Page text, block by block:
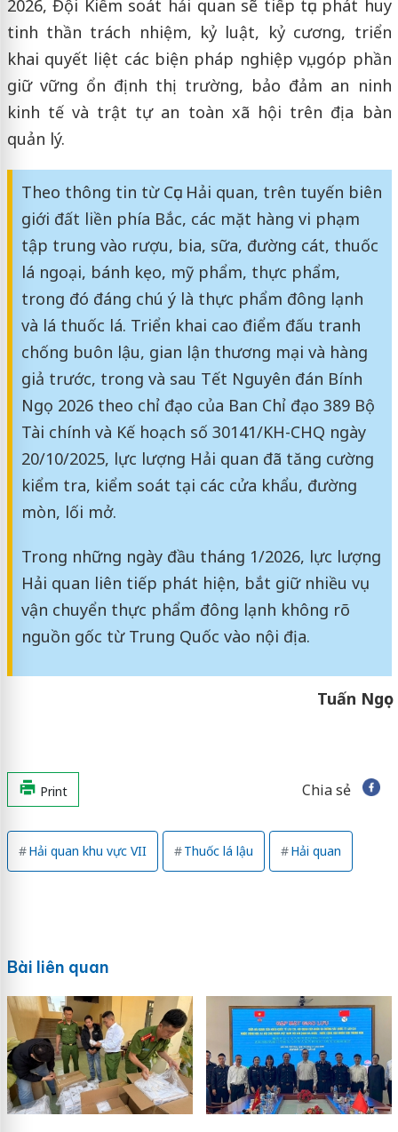
2026, Đội Kiểm soát hải quan sẽ tiếp tục phát huy
tinh thần trách nhiệm, kỷ luật, kỷ cương, triển
khai quyết liệt các biện pháp nghiệp vụ, góp phần
giữ vững ổn định thị trường, bảo đảm an ninh
kinh tế và trật tự an toàn xã hội trên địa bàn
quản lý.
Theo thông tin từ Cục Hải quan, trên tuyến biên
giới đất liền phía Bắc, các mặt hàng vi phạm
tập trung vào rượu, bia, sữa, đường cát, thuốc
lá ngoại, bánh kẹo, mỹ phẩm, thực phẩm,
trong đó đáng chú ý là thực phẩm đông lạnh
và lá thuốc lá. Triển khai cao điểm đấu tranh
chống buôn lậu, gian lận thương mại và hàng
giả trước, trong và sau Tết Nguyên đán Bính
Ngọ 2026 theo chỉ đạo của Ban Chỉ đạo 389 Bộ
Tài chính và Kế hoạch số 30141/KH-CHQ ngày
20/10/2025, lực lượng Hải quan đã tăng cường
kiểm tra, kiểm soát tại các cửa khẩu, đường
mòn, lối mở.
Trong những ngày đầu tháng 1/2026, lực lượng
Hải quan liên tiếp phát hiện, bắt giữ nhiều vụ
vận chuyển thực phẩm đông lạnh không rõ
nguồn gốc từ Trung Quốc vào nội địa.
Tuấn Ngọc
Print Chia sẻ
Hải quan khu vực VII Thuốc lá lậu Hải quan
Bài liên quan